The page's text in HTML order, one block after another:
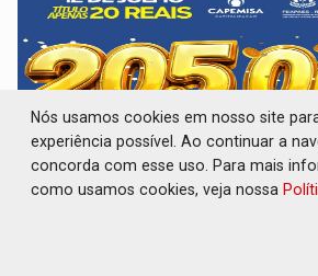
RONDONCAP ESPECIAL DE
sorteios, 45 prêmios com
Nós usamos cookies em nosso site
experiência possível. Ao continuar a
concorda com esse uso. Para mais
como usamos cookies, veja nossa